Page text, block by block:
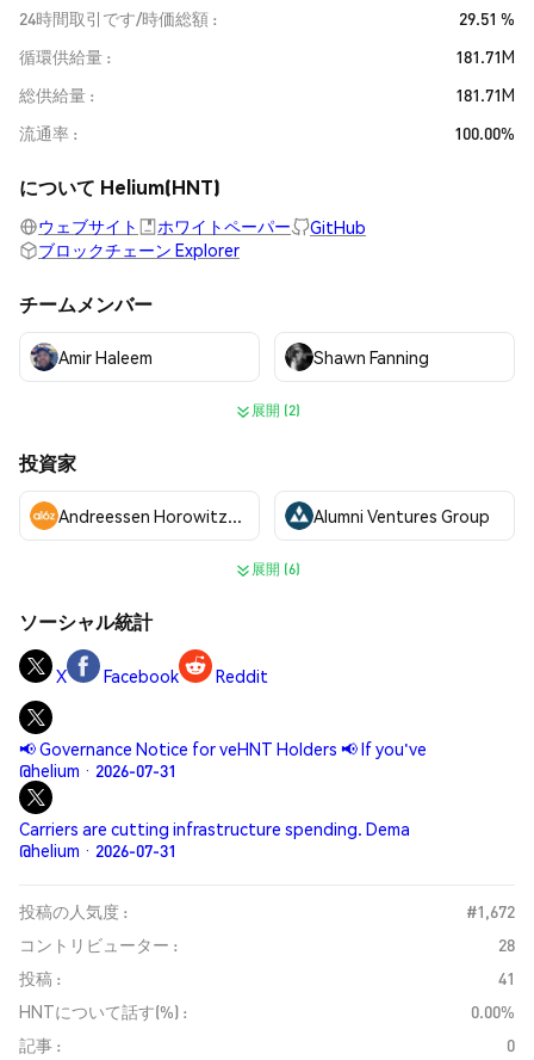
24時間取引です/時価総額
29.51 %
循環供給量
181.71M
総供給量
181.71M
流通率
100.00%
について Helium(HNT)
ウェブサイト ホワイトペーパー
GitHub
ブロックチェーン Explorer
チームメンバー
Amir Haleem Shawn Fanning
展開 (2)
投資家
Andreessen Horowitz (a16z) Alumni Ventures Group
展開 (6)
ソーシャル統計
X Facebook Reddit
📢 Governance Notice for veHNT Holders 📢 If you've
@helium · 2026-07-31
Carriers are cutting infrastructure spending. Dema
@helium · 2026-07-31
投稿の人気度 :
#1,672
コントリビューター :
28
投稿 :
41
HNTについて話す(%) :
0.00%
記事 :
0